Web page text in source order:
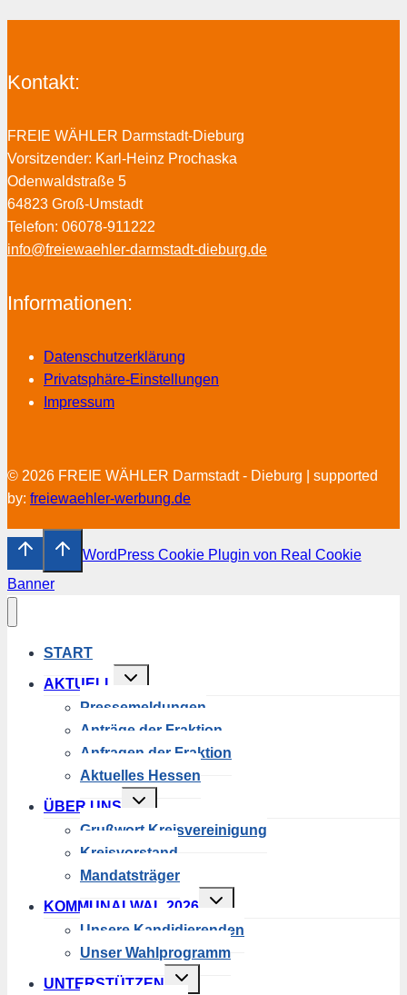
Kontakt:
FREIE WÄHLER Darmstadt-Dieburg
Vorsitzender: Karl-Heinz Prochaska
Odenwaldstraße 5
64823 Groß-Umstadt
Telefon: 06078-911222
info@freiewaehler-darmstadt-dieburg.de
Informationen:
Datenschutzerklärung
Privatsphäre-Einstellungen
Impressum
© 2026 FREIE WÄHLER Darmstadt - Dieburg | supported
by: freiewaehler-werbung.de
WordPress Cookie Plugin von Real Cookie
Banner
START
AKTUELL
Untermenü
umschalten
Pressemeldungen
Anträge der Fraktion
Anfragen der Fraktion
Aktuelles Hessen
ÜBER UNS
Untermenü
umschalten
Grußwort Kreisvereinigung
Kreisvorstand
Mandatsträger
KOMMUNALWAL 2026
Untermenü
umschalten
Unsere Kandidierenden
Unser Wahlprogramm
UNTERSTÜTZEN
Untermenü
umschalten